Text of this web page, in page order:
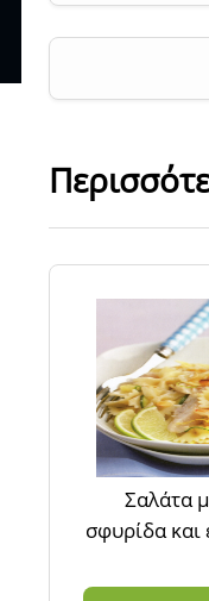
Σαλάτα
σφυρίδα και